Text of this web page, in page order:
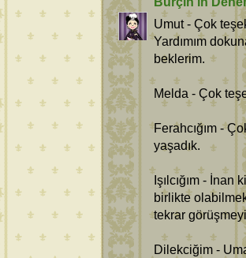
Umut - Çok
Yardımım
beklerim.
Melda - Çok
Ferahcığım -
yaşadık.
Işılcığım -
birlikte
tekrar
Dilekciğim -